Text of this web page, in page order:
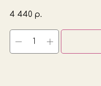
4 440 р.